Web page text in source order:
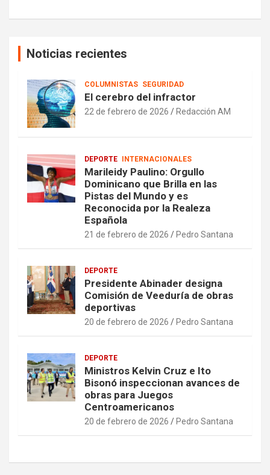
Noticias recientes
COLUMNISTAS SEGURIDAD
El cerebro del infractor
22 de febrero de 2026 Redacción AM
DEPORTE INTERNACIONALES
Marileidy Paulino: Orgullo
Dominicano que Brilla en las
Pistas del Mundo y es
Reconocida por la Realeza
Española
21 de febrero de 2026 Pedro Santana
DEPORTE
Presidente Abinader designa
Comisión de Veeduría de obras
deportivas
20 de febrero de 2026 Pedro Santana
DEPORTE
Ministros Kelvin Cruz e Ito
Bisonó inspeccionan avances de
obras para Juegos
Centroamericanos
20 de febrero de 2026 Pedro Santana